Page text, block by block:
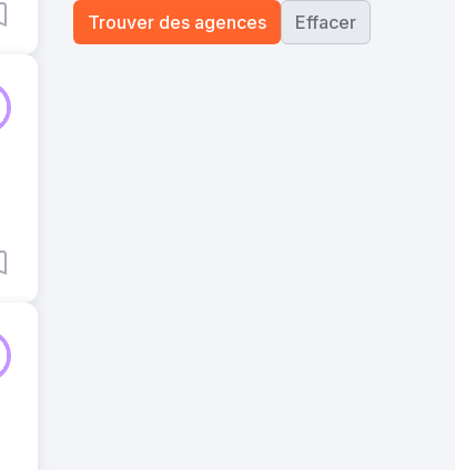
Trouver des agences Effacer